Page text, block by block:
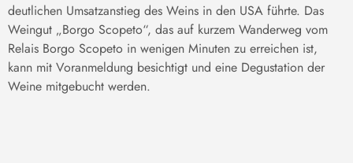
deutlichen Umsatzanstieg des Weins in den USA führte. Das
Weingut „Borgo Scopeto“, das auf kurzem Wanderweg vom
Relais Borgo Scopeto in wenigen Minuten zu erreichen ist,
kann mit Voranmeldung besichtigt und eine Degustation der
Weine mitgebucht werden.